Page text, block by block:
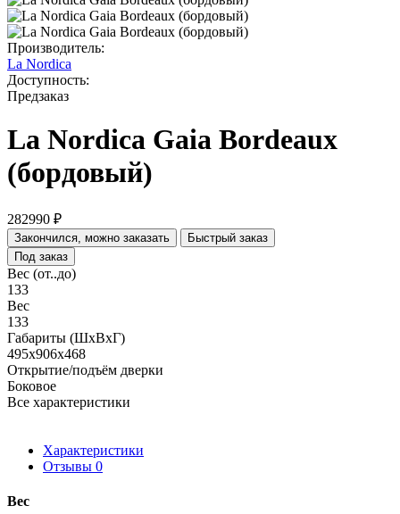
Производитель:
La Nordica
Доступность:
Предзаказ
La Nordica Gaia Bordeaux
(бордовый)
282990 ₽
Закончился, можно заказать
Быстрый заказ
Под заказ
Вес (от..до)
133
Вес
133
Габариты (ШхВхГ)
495x906x468
Открытие/подъём дверки
Боковое
Все характеристики
Характеристики
Отзывы 0
Вес